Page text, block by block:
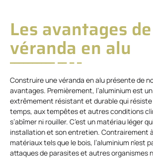
Les avantages
véranda en alu
Construire une véranda en alu présente de
avantages. Premièrement, l’aluminium est
extrêmement résistant et durable qui résiste
temps, aux tempêtes et autres conditions
s’abîmer ni rouiller. C’est un matériau léger
installation et son entretien. Contrairement
matériaux tels que le bois, l’aluminium n’est
attaques de parasites et autres organismes